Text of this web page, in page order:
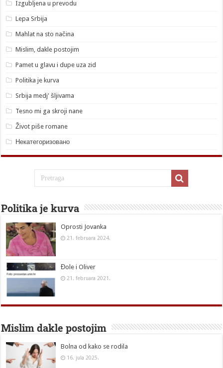
Izgubljena u prevodu
Lepa Srbija
Mahlat na sto načina
Mislim, dakle postojim
Pamet u glavu i dupe uza zid
Politika je kurva
Srbija medj' šljivama
Tesno mi ga skroji nane
Život piše romane
Некатегоризовано
Politika je kurva
Oprosti Jovanka
21. februara 2024.
Đole i Oliver
21. februara 2021.
Mislim dakle postojim
Bolna od kako se rodila
16. jula 2025.